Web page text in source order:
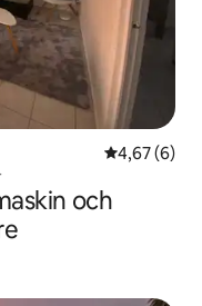
4,67 av 5 i
4,67 (6)
och